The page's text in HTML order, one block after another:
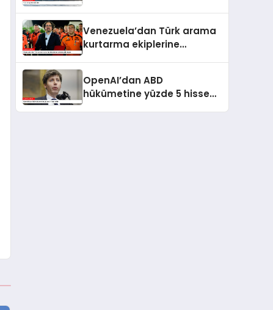
Venezuela’dan Türk arama
kurtarma ekiplerine
OpenAI’dan ABD
hükümetine yüzde 5 hisse